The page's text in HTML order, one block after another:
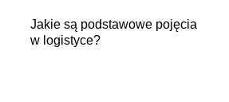
Jakie są podstawowe pojęcia
w logistyce?